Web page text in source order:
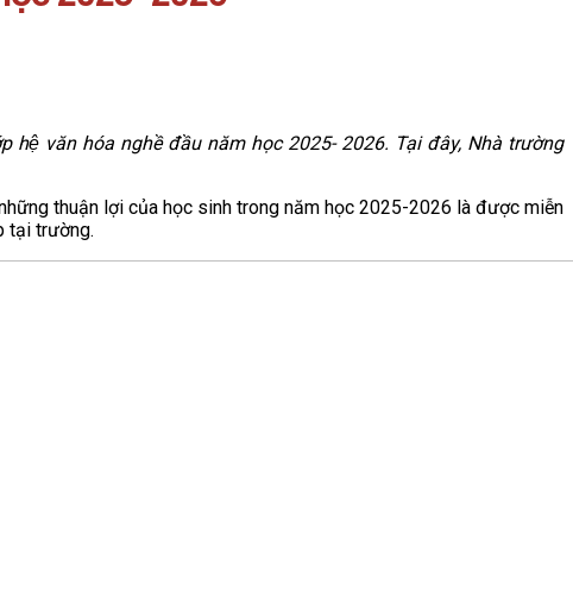
văn hóa nghề đầu năm học 2025- 2026. Tại đây, Nhà trường
thuận lợi của học sinh trong năm học 2025-2026 là được miễn
tại trường.